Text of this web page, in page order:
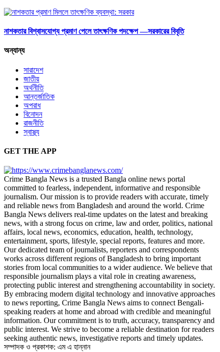
নাশকতার বিশ্বাসযোগ্য প্রমাণ পেলে তাৎক্ষণিক পদক্ষেপ —সরকারের বিবৃতি
অন্যান্য
সারাদেশ
জাতীয়
অর্থনীতি
আন্তর্জাতিক
অপরাধ
বিনোদন
রাজনীতি
স্বাস্থ্য
GET THE APP
Crime Bangla News is a trusted Bangla online news portal
committed to fearless, independent, informative and responsible
journalism. Our mission is to provide readers with accurate, timely
and reliable news from Bangladesh and around the world. Crime
Bangla News delivers real-time updates on the latest and breaking
news, with a strong focus on crime, law and order, politics, national
affairs, local news, economics, education, health, technology,
entertainment, sports, lifestyle, special reports, features and more.
Our dedicated team of journalists, reporters and correspondents
works across different regions of Bangladesh to bring important
stories from local communities to a wider audience. We believe that
responsible journalism plays a vital role in creating awareness,
protecting public interest and strengthening accountability in society.
By embracing modern digital technology and innovative approaches
to news reporting, Crime Bangla News aims to connect Bengali-
speaking readers at home and abroad with credible and meaningful
information. Our commitment is to truth, accuracy, transparency and
public interest. We strive to become a reliable destination for readers
seeking authentic news, investigative reports and timely updates.
সম্পাদক ও প্রকাশক: এম এ হান্নান